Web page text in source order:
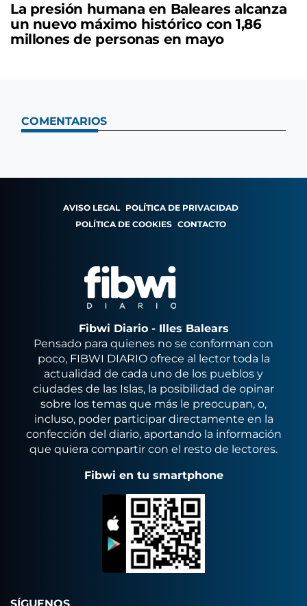
La presión humana en Baleares alcanza
un nuevo máximo histórico con 1,86
millones de personas en mayo
COMENTARIOS
AVISO LEGAL POLÍTICA DE PRIVACIDAD
POLÍTICA DE COOKIES CONTACTO
Fibwi Diario - Illes Balears
Pensado para quienes no se conforman con
poco, FIBWI DIARIO ofrece al lector toda la
actualidad de cada uno de los pueblos y
ciudades de las Islas, la posibilidad de opinar
sobre los temas que más le preocupan, o,
incluso, poder participar directamente en la
confección del diario, aportando la información
que quiera compartir con el resto de lectores.
Fibwi en tu smartphone